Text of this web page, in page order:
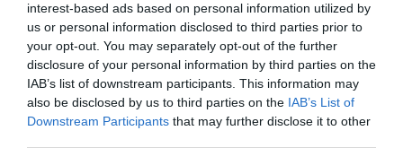
interest-based ads based on personal information utilized by
us or personal information disclosed to third parties prior to
your opt-out. You may separately opt-out of the further
disclosure of your personal information by third parties on the
IAB’s list of downstream participants. This information may
also be disclosed by us to third parties on the IAB’s List of
Downstream Participants that may further disclose it to other